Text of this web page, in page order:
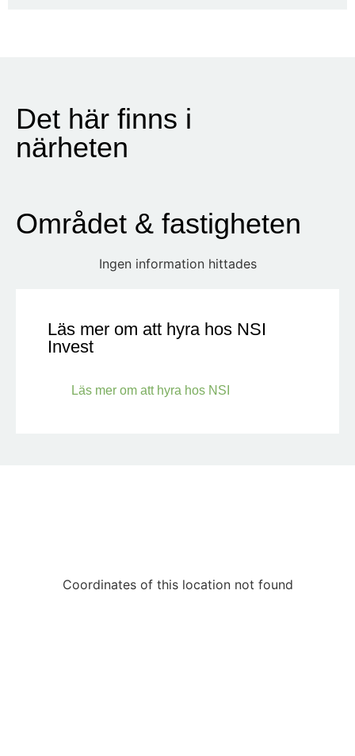
Det här finns i
närheten
Området & fastigheten
Ingen information hittades
Läs mer om att hyra hos NSI
Invest
Läs mer om att hyra hos NSI
Coordinates of this location not found